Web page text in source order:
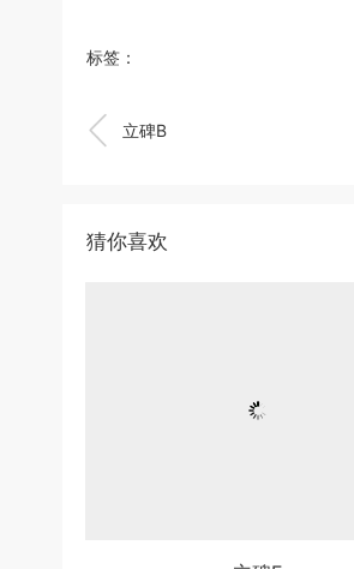
标签：
 立碑B
猜你喜欢